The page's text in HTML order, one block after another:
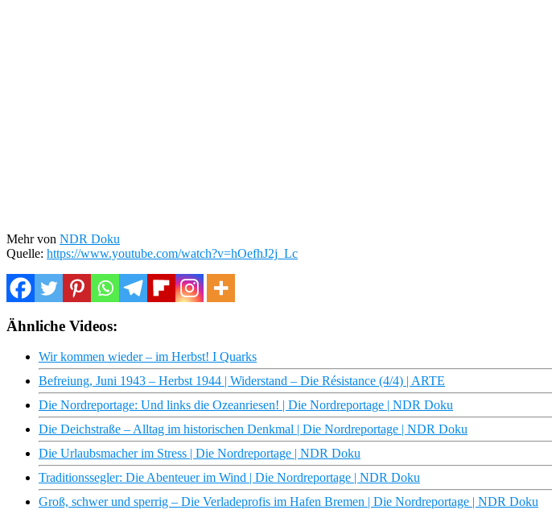
Mehr von NDR Doku
Quelle: https://www.youtube.com/watch?v=hOefhJ2j_Lc
Ähnliche Videos:
Wir kommen wieder – im Herbst! I Quarks
Befreiung, Juni 1943 – Herbst 1944 | Widerstand – Die Résistance (4/4) | ARTE
Die Nordreportage: Und links die Ozeanriesen! | Die Nordreportage | NDR Doku
Die Deichstraße – Alltag im historischen Denkmal | Die Nordreportage | NDR Doku
Die Urlaubsmacher im Stress | Die Nordreportage | NDR Doku
Traditionssegler: Die Abenteuer im Wind | Die Nordreportage | NDR Doku
Groß, schwer und sperrig – Die Verladeprofis im Hafen Bremen | Die Nordreportage | NDR Doku